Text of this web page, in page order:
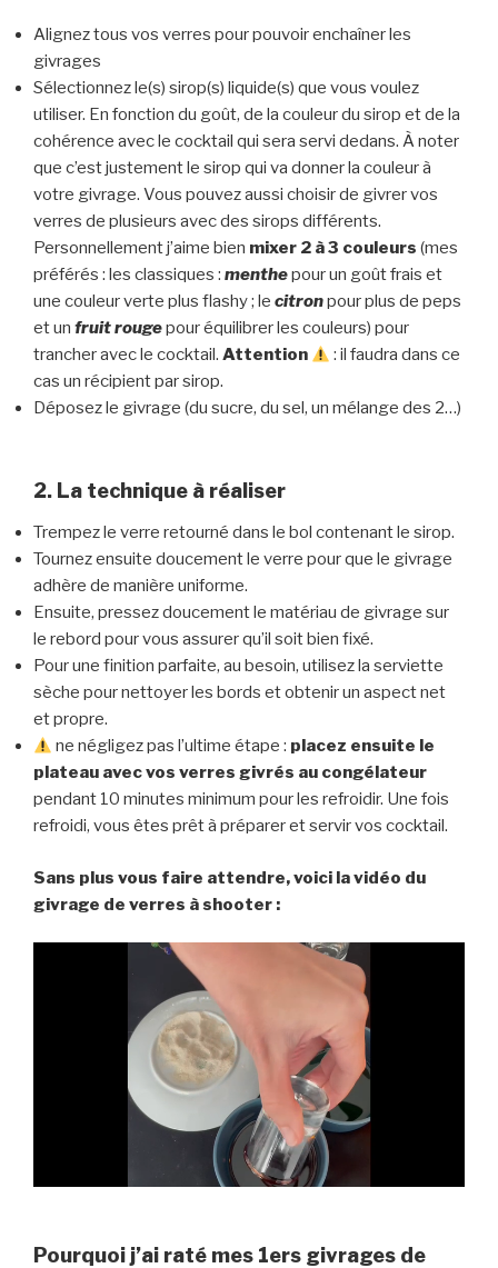
Alignez tous vos verres pour pouvoir enchaîner les
givrages
Sélectionnez le(s) sirop(s) liquide(s) que vous voulez
utiliser. En fonction du goût, de la couleur du sirop et de la
cohérence avec le cocktail qui sera servi dedans. À noter
que c’est justement le sirop qui va donner la couleur à
votre givrage. Vous pouvez aussi choisir de givrer vos
verres de plusieurs avec des sirops différents.
Personnellement j’aime bien mixer 2 à 3 couleurs (mes
préférés : les classiques : menthepour un goût frais et
une couleur verte plus flashy ; le citronpour plus de peps
et un fruit rougepour équilibrer les couleurs) pour
trancher avec le cocktail. Attention
: il faudra dans ce
cas un récipient par sirop.
Déposez le givrage (du sucre, du sel, un mélange des 2…)
2. La technique à réaliser
Trempez le verre retourné dans le bol contenant le sirop.
Tournez ensuite doucement le verre pour que le givrage
adhère de manière uniforme.
Ensuite, pressez doucement le matériau de givrage sur
le rebord pour vous assurer qu’il soit bien fixé.
Pour une finition parfaite, au besoin, utilisez la serviette
sèche pour nettoyer les bords et obtenir un aspect net
et propre.
ne négligez pas l’ultime étape : placez ensuite le
plateau avec vos verres givrés au congélateur
pendant 10 minutes minimum pour les refroidir. Une fois
refroidi, vous êtes prêt à préparer et servir vos cocktail.
Sans plus vous faire attendre, voici la vidéo du
givrage de verres à shooter :
Pourquoi j’ai raté mes 1ers givrages de